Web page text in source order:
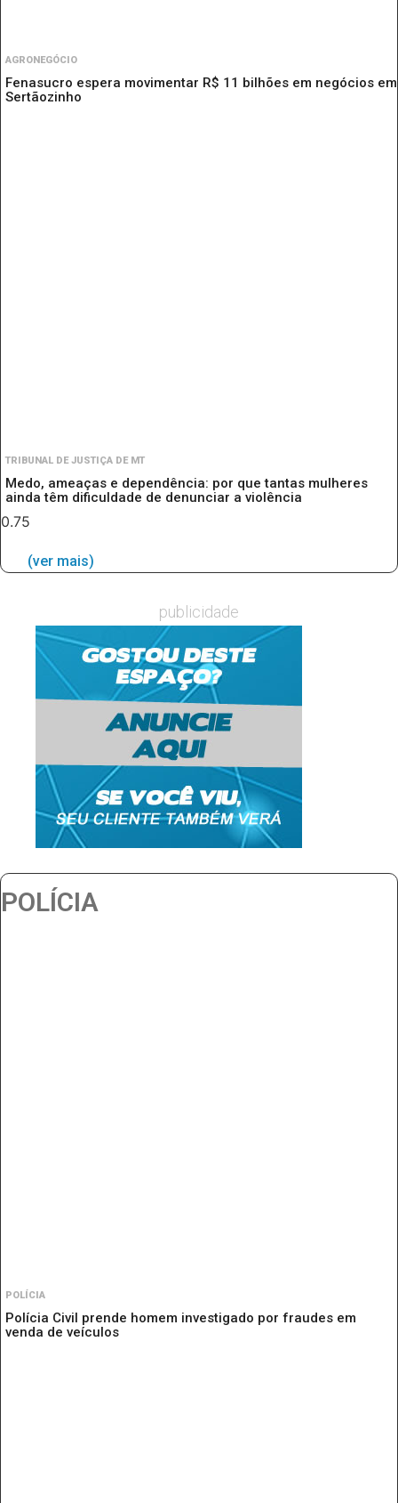
AGRONEGÓCIO
Fenasucro espera movimentar R$ 11 bilhões em negócios em
Sertãozinho
TRIBUNAL DE JUSTIÇA DE MT
Medo, ameaças e dependência: por que tantas mulheres
ainda têm dificuldade de denunciar a violência
(ver mais)
publicidade
POLÍCIA
POLÍCIA
Polícia Civil prende homem investigado por fraudes em
venda de veículos